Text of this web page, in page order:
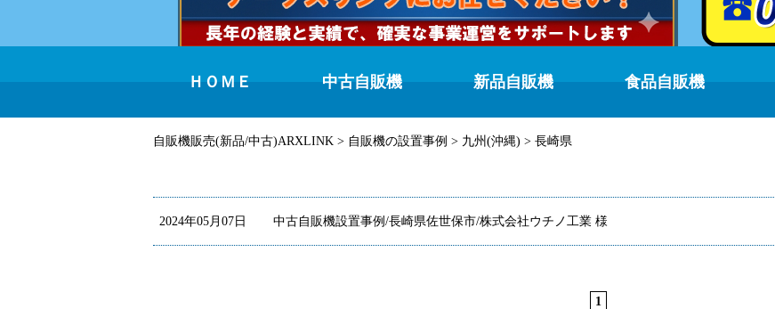
ＨＯＭＥ 中古自販機 新品自販機 食品自販機
自販機販売(新品/中古)ARXLINK > 自販機の設置事例 > 九州(沖縄) > 長崎県
2024年05月07日 中古自販機設置事例/長崎県佐世保市/株式会社ウチノ工業 様
1